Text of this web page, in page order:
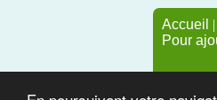
Accueil |
Pour